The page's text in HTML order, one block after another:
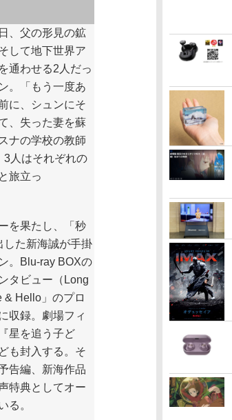
、父の形見の鉱
して地下世界ア
通わせる2人だっ
。「もう一度あ
に、シュンにそ
、失った妻を蘇
ナの学校の教師
3人はそれぞれの
旅立っ
を果たし、「秒
した新海誠が手掛
。Blu-ray BOXの
タビュー（Long
& Hello」のプロ
収録。劇場フィ
星を追う子ど
も封入する。そ
告編、新海作品
特典としてオー
る。